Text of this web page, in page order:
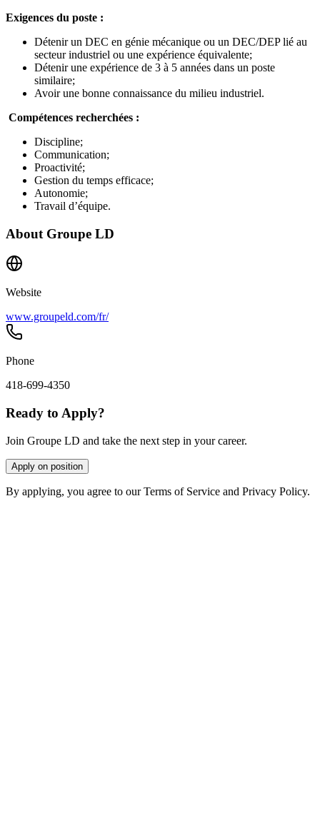
Exigences du poste :
Détenir un DEC en génie mécanique ou un DEC/DEP lié au
secteur industriel ou une expérience équivalente;
Détenir une expérience de 3 à 5 années dans un poste
similaire;
Avoir une bonne connaissance du milieu industriel.
Compétences recherchées :
Discipline;
Communication;
Proactivité;
Gestion du temps efficace;
Autonomie;
Travail d’équipe.
About Groupe LD
Website
www.groupeld.com/fr/
Phone
418-699-4350
Ready to Apply?
Join Groupe LD and take the next step in your career.
Apply on position
By applying, you agree to our Terms of Service and Privacy Policy.